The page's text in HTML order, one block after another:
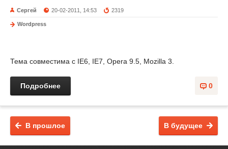
Сергей 20-02-2011, 14:53 2319
Wordpress
Тема совместима с IE6, IE7, Opera 9.5, Mozilla 3.
0
Подробнее
В будущее
В прошлое